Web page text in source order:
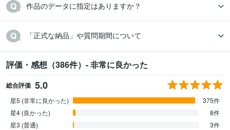
作品のデータに指定はありますか？
「正式な納品」や質問期間について
評価・感想（386件）- 非常に良かった
総合評価 5.0
星5 (非常に良かった)
375件
星4 (良かった)
8件
星3 (普通)
3件